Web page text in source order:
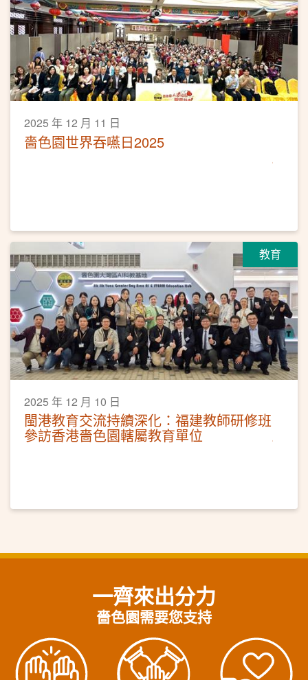
2025 年 12 月 11 日
嗇色園世界吞嚥日2025
教育
2025 年 12 月 10 日
閩港教育交流持續深化：福建教師研修班
參訪香港嗇色園轄屬教育單位
一齊來出分力
嗇色園需要您支持